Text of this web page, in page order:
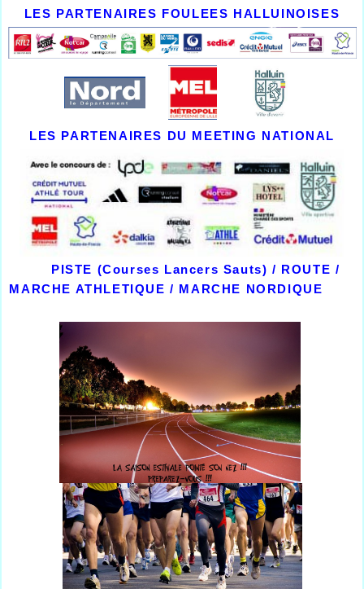
LES PARTENAIRES FOULEES HALLUINOISES
LES PARTENAIRES DU MEETING NATIONAL
PISTE (Courses Lancers Sauts) / ROUTE /
MARCHE ATHLETIQUE / MARCHE NORDIQUE